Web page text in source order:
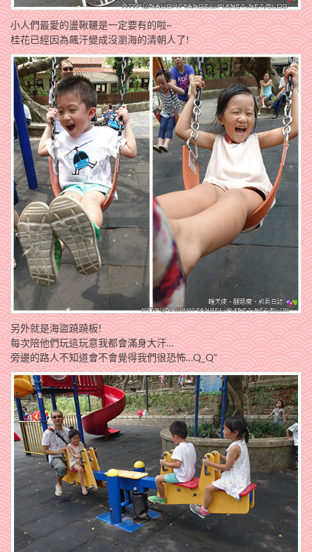
小人們最愛的盪鞦韆是一定要有的啦~
桂花已經因為飆汗變成沒瀏海的清朝人了!
另外就是海盜蹺蹺板!
每次陪他們玩這玩意我都會滿身大汗…
旁邊的路人不知道會不會覺得我們很恐怖…Q_Q”